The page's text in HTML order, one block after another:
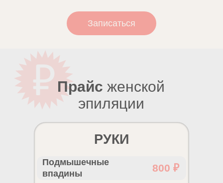
Записаться
800 ₽
Подмышечные
впадины
РУКИ
Прайс женской
эпиляции